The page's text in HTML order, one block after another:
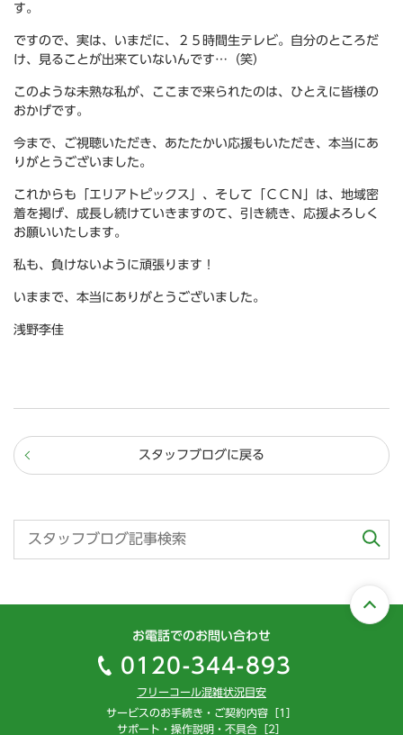
す。
ですので、実は、いまだに、２５時間生テレビ。自分のところだ
け、見ることが出来ていないんです…（笑）
このような未熟な私が、ここまで来られたのは、ひとえに皆様の
おかげです。
今まで、ご視聴いただき、あたたかい応援もいただき、本当にあ
りがとうございました。
これからも「エリアトピックス」、そして「ＣＣＮ」は、地域密
着を掲げ、成長し続けていきますのて、引き続き、応援よろしく
お願いいたします。
私も、負けないように頑張ります！
いままで、本当にありがとうございました。
浅野李佳
スタッフブログに戻る
お電話でのお問い合わせ
0120-344-893
フリーコール混雑状況目安
サービスのお手続き・ご契約内容［1］
サポート・操作説明・不具合［2］